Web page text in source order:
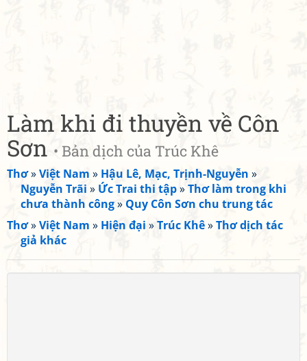
Làm khi đi thuyền về Côn
Sơn • Bản dịch của Trúc Khê
Thơ»Việt Nam » Hậu Lê, Mạc, Trịnh-Nguyễn »
Nguyễn Trãi » Ức Trai thi tập»Thơ làm trong khi
chưa thành công» Quy Côn Sơn chu trung tác
Thơ»Việt Nam » Hiện đại »Trúc Khê»Thơ dịch tác
giả khác